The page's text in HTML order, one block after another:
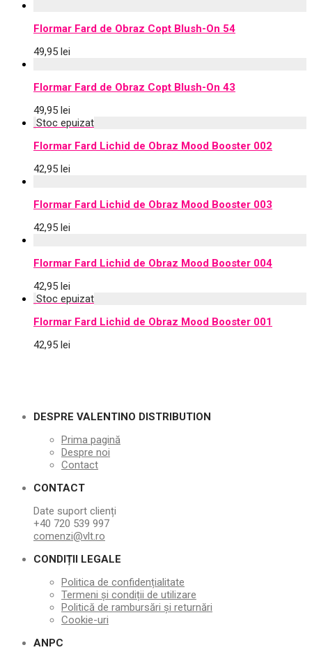
Flormar Fard de Obraz Copt Blush-On 54
49,95 lei
Flormar Fard de Obraz Copt Blush-On 43
49,95 lei
Flormar Fard Lichid de Obraz Mood Booster 002
42,95 lei
Flormar Fard Lichid de Obraz Mood Booster 003
42,95 lei
Flormar Fard Lichid de Obraz Mood Booster 004
42,95 lei
Flormar Fard Lichid de Obraz Mood Booster 001
42,95 lei
DESPRE VALENTINO DISTRIBUTION
Prima pagină
Despre noi
Contact
CONTACT
Date suport clienți
+40 720 539 997
comenzi@vlt.ro
CONDIȚII LEGALE
Politica de confidențialitate
Termeni și condiții de utilizare
Politică de rambursări și returnări
Cookie-uri
ANPC